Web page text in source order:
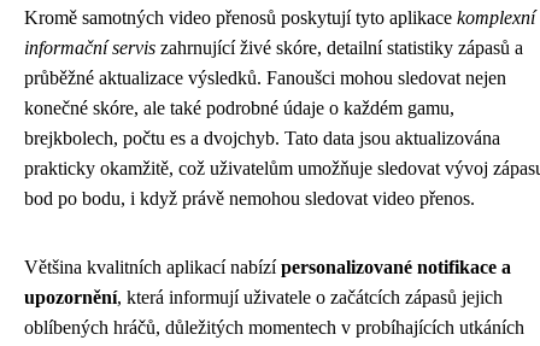
Kromě samotných video přenosů poskytují tyto aplikace komplexní
informační servis zahrnující živé skóre, detailní statistiky zápasů a
průběžné aktualizace výsledků. Fanoušci mohou sledovat nejen
konečné skóre, ale také podrobné údaje o každém gamu,
brejkbolech, počtu es a dvojchyb. Tato data jsou aktualizována
prakticky okamžitě, což uživatelům umožňuje sledovat vývoj
bod po bodu, i když právě nemohou sledovat video přenos.
Většina kvalitních aplikací nabízípersonalizované notifikace a
upozornění, která informují uživatele o začátcích zápasů jejich
oblíbených hráčů, důležitých momentech v probíhajících utkáních